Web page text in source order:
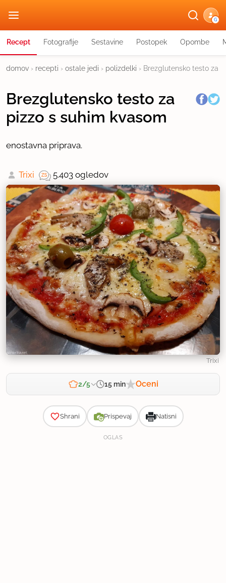
G
Recept Fotografije Sestavine Postopek Opombe
domov › recepti › ostale jedi › polizdelki › Brezglutensko testo za
Brezglutensko testo za
pizzo s suhim kvasom
enostavna priprava.
Trixi 5.403 ogledov
Trixi
2/5 15 min Oceni
Shrani Prispevaj Natisni
OGLAS